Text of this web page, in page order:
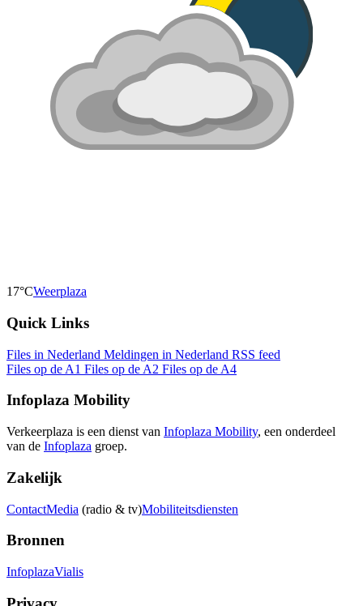
17°CWeerplaza
Quick Links
Files in Nederland Meldingen in Nederland RSS feed
Files op de A1 Files op de A2 Files op de A4
Infoplaza Mobility
Verkeerplaza is een dienst van Infoplaza Mobility, een onderdeel
van de Infoplaza groep.
Zakelijk
ContactMedia (radio & tv)Mobiliteitsdiensten
Bronnen
InfoplazaVialis